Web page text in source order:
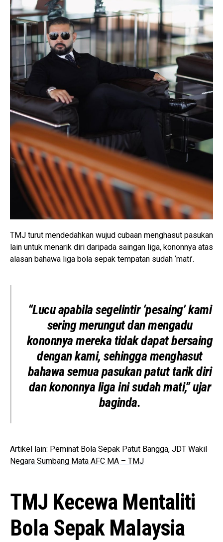
TMJ turut mendedahkan wujud cubaan menghasut pasukan
lain untuk menarik diri daripada saingan liga, kononnya atas
alasan bahawa liga bola sepak tempatan sudah ‘mati’.
“Lucu apabila segelintir ‘pesaing’ kami
sering merungut dan mengadu
kononnya mereka tidak dapat bersaing
dengan kami, sehingga menghasut
bahawa semua pasukan patut tarik diri
dan kononnya liga ini sudah mati,” ujar
baginda.
Artikel lain: Peminat Bola Sepak Patut Bangga, JDT Wakil
Negara Sumbang Mata AFC MA – TMJ
TMJ Kecewa Mentaliti
Bola Sepak Malaysia